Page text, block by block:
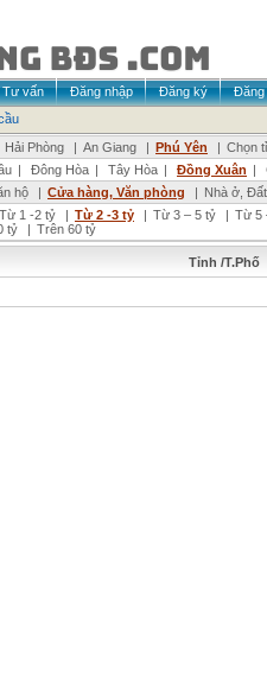
Tư vấn Đăng nhập Đăng ký
Đăng
Hải Phòng | An Giang | Phú Yên | Chọn
| Đông Hòa | Tây Hòa | Đồng Xuân |
hộ | Cửa hàng, Văn phòng | Nhà ở,
Từ 1 -2 tỷ | Từ 2 -3 tỷ | Từ 3 – 5 tỷ | Từ 5
tỷ | Trên 60 tỷ
Tỉnh /T.Phố